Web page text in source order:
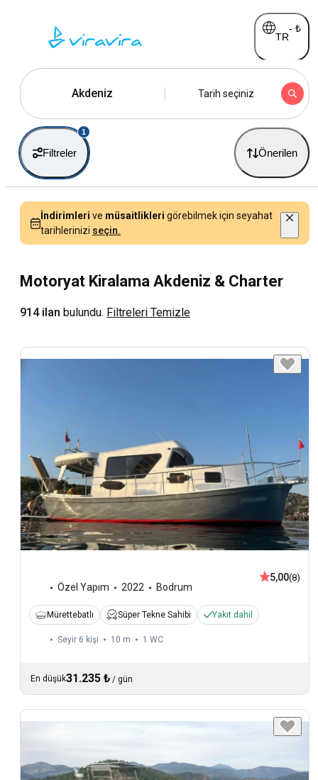
TR
- ₺
Akdeniz Tarih seçiniz
Filtreler
1
Önerilen
İndirimleri ve müsaitlikleri görebilmek için seyahat
tarihlerinizi seçin.
Motoryat Kiralama Akdeniz & Charter
914 ilan bulundu. Filtreleri Temizle
Özel Yapım 2022 Bodrum
5,00(8)
Mürettebatlı Süper Tekne Sahibi Yakıt dahil
Seyir 6 kişi 10 m 1 WC
En düşük31.235 ₺ / gün